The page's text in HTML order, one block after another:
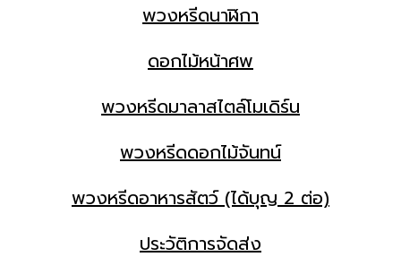
พวงหรีดนาฬิกา
ดอกไม้หน้าศพ
พวงหรีดมาลาสไตล์โมเดิร์น
พวงหรีดดอกไม้จันทน์
พวงหรีดอาหารสัตว์ (ได้บุญ 2 ต่อ)
ประวัติการจัดส่ง